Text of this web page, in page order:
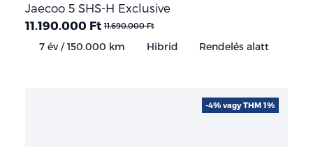
Jaecoo 5 SHS-H Exclusive
11.190.000 Ft 11.690.000 Ft
7 év / 150.000 km Hibrid Rendelés alatt
-4% vagy THM 1%